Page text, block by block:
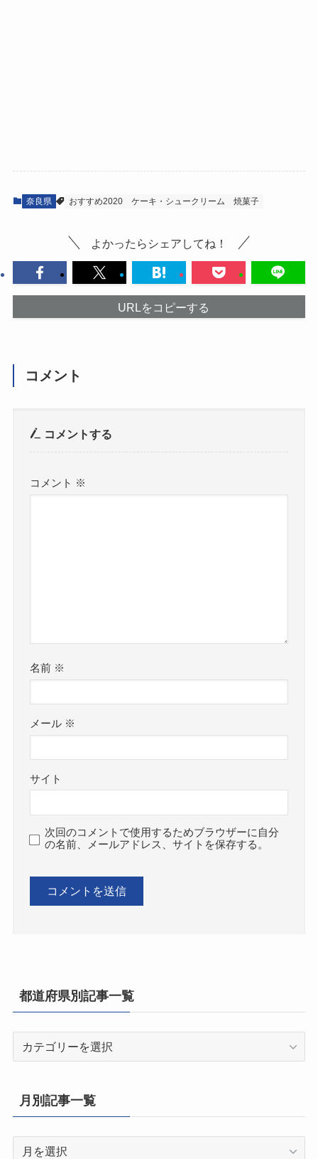
奈良県 おすすめ2020 ケーキ・シュークリーム 焼菓子
よかったらシェアしてね！
URLをコピーする
コメント
コメントする
コメント ※
名前 ※
メール ※
サイト
次回のコメントで使用するためブラウザーに自分
の名前、メールアドレス、サイトを保存する。
都道府県別記事一覧
県
別
月別記事一覧